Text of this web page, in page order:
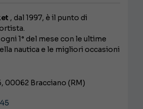
, dal 1997, è il punto di
ogni 1° del mese con le ultime
nautica e le migliori occasioni
00062 Bracciano (RM)